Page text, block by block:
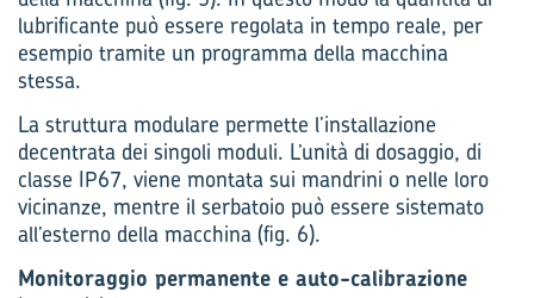
lubrificante può essere regolata in tempo reale, per
esempio tramite un programma della macchina
stessa.
La struttura modulare permette l’installazione
decentrata dei singoli moduli. L’unità di dosaggio, di
classe IP67, viene montata sui mandrini o nelle loro
vicinanze, mentre il serbatoio può essere sistemato
all’esterno della macchina (fig. 6).
Monitoraggio permanente e auto-calibrazione